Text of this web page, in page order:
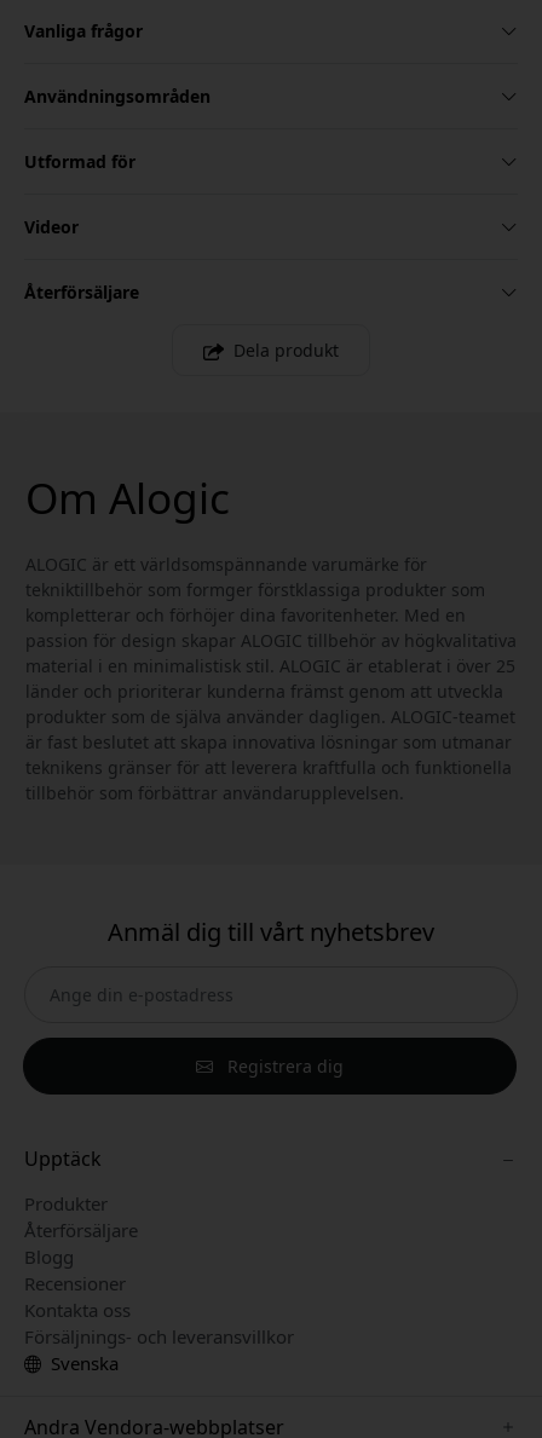
Vanliga frågor
Användningsområden
Utformad för
Videor
Återförsäljare
Dela produkt
Om Alogic
ALOGIC är ett världsomspännande varumärke för
tekniktillbehör som formger förstklassiga produkter som
kompletterar och förhöjer dina favoritenheter. Med en
passion för design skapar ALOGIC tillbehör av högkvalitativa
material i en minimalistisk stil. ALOGIC är etablerat i över 25
länder och prioriterar kunderna främst genom att utveckla
produkter som de själva använder dagligen. ALOGIC-teamet
är fast beslutet att skapa innovativa lösningar som utmanar
teknikens gränser för att leverera kraftfulla och funktionella
tillbehör som förbättrar användarupplevelsen.
Anmäl dig till vårt nyhetsbrev
Registrera dig
Upptäck
Produkter
Återförsäljare
Blogg
Recensioner
Kontakta oss
Försäljnings- och leveransvillkor
Svenska
Andra Vendora-webbplatser